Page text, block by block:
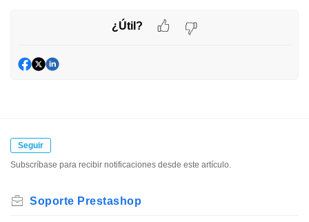
¿Útil?
Seguir
Subscríbase para recibir notificaciones desde este artículo.
Soporte Prestashop